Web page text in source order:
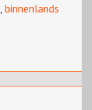
, binnenlands